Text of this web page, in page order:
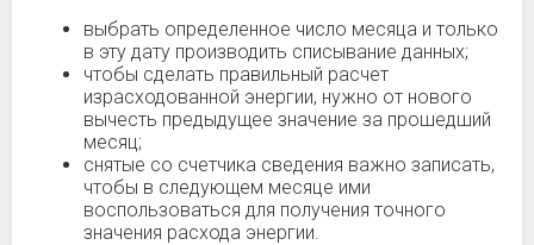
выбрать определенное число месяца и только
в эту дату производить списывание данных;
чтобы сделать правильный расчет
израсходованной энергии, нужно от нового
вычесть предыдущее значение за прошедший
месяц;
снятые со счетчика сведения важно записать,
чтобы в следующем месяце ими
воспользоваться для получения точного
значения расхода энергии.